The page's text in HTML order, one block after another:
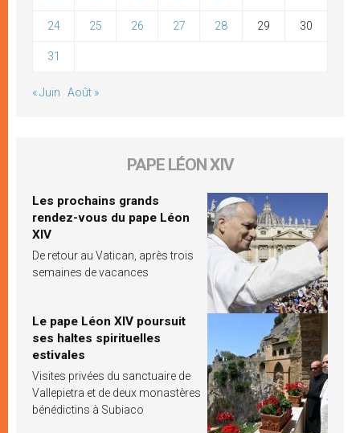
24 25 26 27 28 29 30
31
« Juin Août »
PAPE LÉON XIV
Les prochains grands
rendez-vous du pape Léon
XIV
De retour au Vatican, après trois
semaines de vacances
Le pape Léon XIV poursuit
ses haltes spirituelles
estivales
Visites privées du sanctuaire de
Vallepietra et de deux monastères
bénédictins à Subiaco